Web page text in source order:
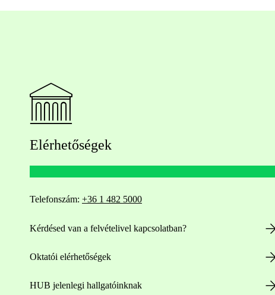
Elérhetőségek
Telefonszám: +36 1 482 5000
Kérdésed van a felvételivel kapcsolatban?
Oktatói elérhetőségek
HUB jelenlegi hallgatóinknak